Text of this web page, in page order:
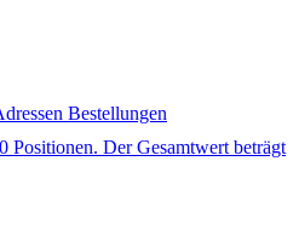
Bestellungen
Positionen. Der Gesamtwert beträgt